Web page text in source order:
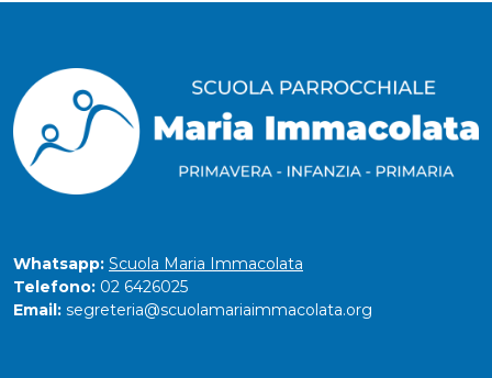
Whatsapp: Scuola Maria Immacolata
Telefono: 02 6426025
Email: segreteria@scuolamariaimmacolata.org